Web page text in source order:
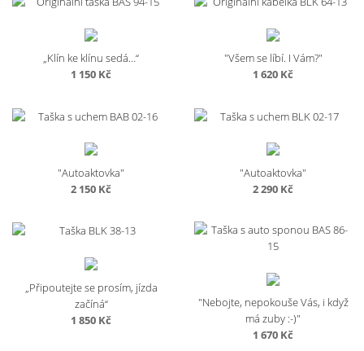
až
„Klín ke klínu sedá…“
1 150 Kč
"Všem se líbí. I Vám?"
1 620 Kč
"Autoaktovka"
2 150 Kč
"Autoaktovka"
2 290 Kč
„Připoutejte se prosím, jízda
začíná“
1 850 Kč
"Nebojte, nepokouše Vás, i když
má zuby :-)"
1 670 Kč